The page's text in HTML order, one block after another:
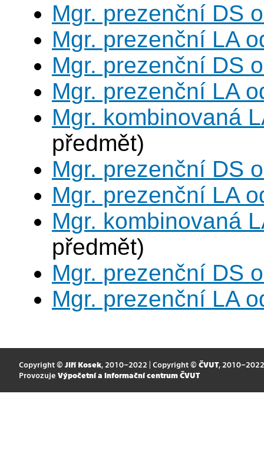
Mgr. prezenční DS
Mgr. prezenční LA
Mgr. prezenční DS
Mgr. prezenční LA
Mgr. kombinovaná
předmět)
Mgr. prezenční DS
Mgr. prezenční LA
Mgr. kombinovaná
předmět)
Mgr. prezenční DS
Mgr. prezenční LA
Copyright © Jiří Kosek, 2010–2022 | Copyright © ČVUT, 2010–2022
Provozuje Výpočetní a informační centrum ČVUT